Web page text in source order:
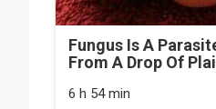
Fungus Is A
From A Drop Of
6 h 54 min